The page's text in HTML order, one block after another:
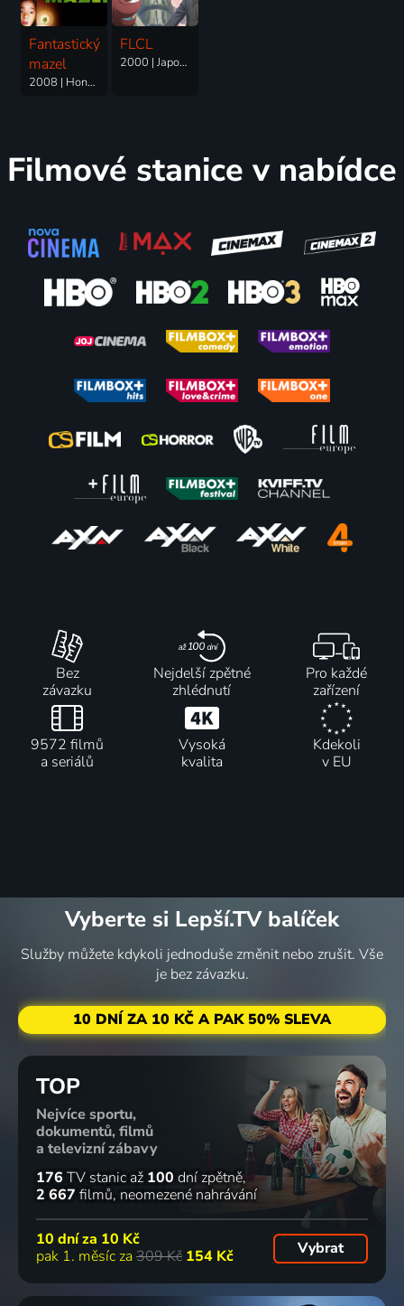
Fantastický
mazel
2008 | Hong Kong | Komedie, Fantasy, Science Fiction
FLCL
2000 | Japonsko | Animovaný, Fantasy, Komedie, Science Fiction
Filmové stanice v nabídce
Bez
závazku
Nejdelší zpětné
zhlédnutí
Pro každé
zařízení
9572 filmů
a seriálů
Vysoká
kvalita
Kdekoli
v EU
Vyberte si Lepší.TV balíček
Služby můžete kdykoli jednoduše změnit nebo zrušit. Vše
je bez závazku.
10 DNÍ ZA 10 KČ A PAK 50% SLEVA
TOP
Nejvíce sportu,
dokumentů, filmů
a televizní zábavy
176 TV stanic až 100 dní zpětně
2 667 filmů neomezené nahrávání
10 dní za 10 Kč
pak 1. měsíc za 309 Kč 154 Kč Vybrat